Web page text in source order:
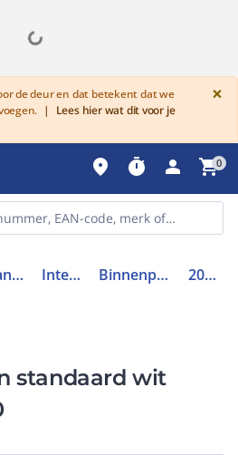
de deur en dat betekent dat we
|
Lees hier wat dit voor je
×
place timer person shopping_cart0
Toegangscontrolesystemen Intercomsystemen Binnenpost deurcommunicatie 200040023-00
standaard wit